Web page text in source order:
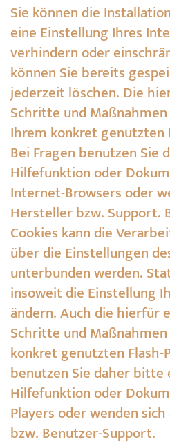
Sie können die
eine Einstellung Ihres
verhindern oder
können Sie bereits
jederzeit löschen. Die
Schritte und
Ihrem konkret
Bei Fragen benutzen Sie
Hilfefunktion oder
Internet-Browsers oder
Hersteller bzw. Support.
Cookies kann die
über die Einstellungen
unterbunden werden.
insoweit die Einstellung
ändern. Auch die hierfür
Schritte und
konkret genutzten Flash-
benutzen Sie daher bitte
Hilfefunktion oder
Players oder wenden
bzw. Benutzer-Support.